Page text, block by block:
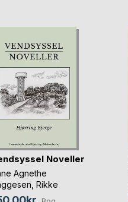
Noveller
Agnethe
Rikke
Brøndt